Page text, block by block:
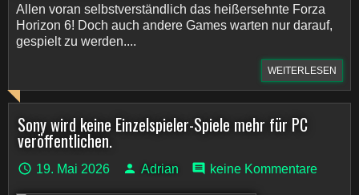
Allen voran selbstverständlich das heißersehnte Forza
Horizon 6! Doch auch andere Games warten nur darauf,
gespielt zu werden....
WEITERLESEN
Sony wird keine Einzelspieler-Spiele mehr für PC
veröffentlichen.
19. Mai 2026 Adrian keine Kommentare